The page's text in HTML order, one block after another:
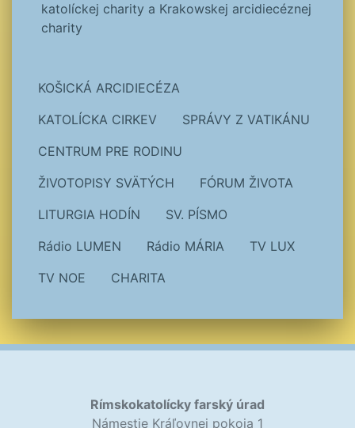
katolíckej charity a Krakowskej arcidiecéznej
charity
KOŠICKÁ ARCIDIECÉZA
KATOLÍCKA CIRKEV
SPRÁVY Z VATIKÁNU
CENTRUM PRE RODINU
ŽIVOTOPISY SVÄTÝCH
FÓRUM ŽIVOTA
LITURGIA HODÍN
SV. PÍSMO
Rádio LUMEN
Rádio MÁRIA
TV LUX
TV NOE
CHARITA
Rímskokatolícky farský úrad
Námestie Kráľovnej pokoja 1